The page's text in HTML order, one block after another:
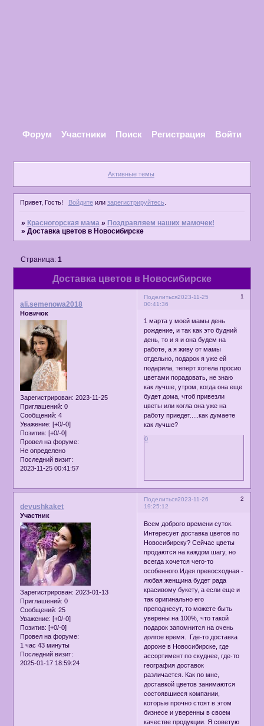
Форум Участники Поиск Регистрация Войти
Активные темы
Привет, Гость! Войдитеили зарегистрируйтесь.
» Красногорская мама » Поздравляем наших мамочек!
» Доставка цветов в Новосибирске
Доставка цветов в Новосибирске
Страница: 1
Поделиться 1
2023-11-25
00:41:36
ali.semenowa2018
Новичок
Зарегистрирован: 2023-11-25
Приглашений: 0
Сообщений: 4
Уважение: [+0/-0]
Позитив: [+0/-0]
Провел на форуме:
Не определено
Последний визит:
2023-11-25 00:41:57
1 марта у моей мамы день
рождение, и так как это будний
день, то и я и она будем на
работе, а я живу от мамы
отдельно, подарок я уже ей
подарила, теперт хотела просио
цветами порадовать, не знаю
как лучше, утром, когда она еще
будет дома, чтоб привезли
цветы или когла она уже на
работу приедет.....как думаете
как лучше?
0
Поделиться 2
2023-11-26
19:25:12
devushkaket
Участник
Зарегистрирован: 2023-01-13
Приглашений: 0
Сообщений: 25
Уважение: [+0/-0]
Позитив: [+0/-0]
Провел на форуме:
1 час 43 минуты
Последний визит:
2025-01-17 18:59:24
Всем доброго времени суток.
Интересует доставка цветов по
Новосибирску? Сейчас цветы
продаются на каждом шагу, но
всегда хочется чего-то
особенного.Идея превосходная -
любая женщина будет рада
красивому букету, а если еще и
так оригинально его
преподнесут, то можете быть
уверены на 100%, что такой
подарок запомнится на очень
долгое время. Где-то доставка
дороже в Новосибирске, где
ассортимент по скуднее, где-то
география доставок
различается. Как по мне,
доставкой цветов занимаются
состоявшиеся компании,
которые прочно стоят в этом
бизнесе и уверенны в своем
качестве продукции. Я советую